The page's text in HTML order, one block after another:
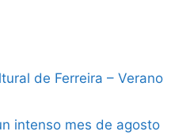
de Ferreira – Verano
intenso mes de agosto